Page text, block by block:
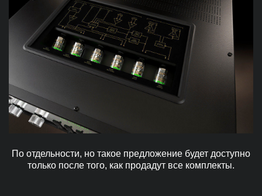
По отдельности, но такое предложение будет доступно
только после того, как продадут все комплекты.